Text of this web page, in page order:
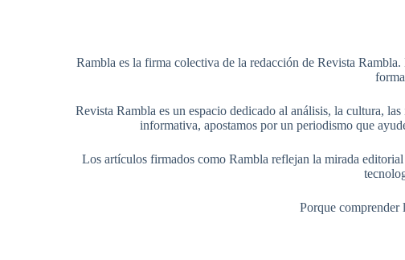
Rambla es la firma colectiva de la redacción de Revista
Revista Rambla es un espacio dedicado al análisis, la cultura,
informativa, apostamos por un periodismo que
Los artículos firmados como Rambla reflejan la mirada
Porque comprender